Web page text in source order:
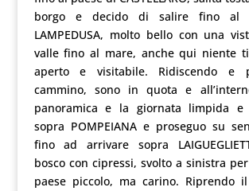
borgo e decido di salire fino al
LAMPEDUSA, molto bello con una
valle fino al mare, anche qui niente
aperto e visitabile. Ridiscendo e
cammino, sono in quota e
panoramica e la giornata limpida e
sopra POMPEIANA e proseguo su
fino ad arrivare sopra
bosco con cipressi, svolto a sinistra
paese piccolo, ma carino. Riprendo